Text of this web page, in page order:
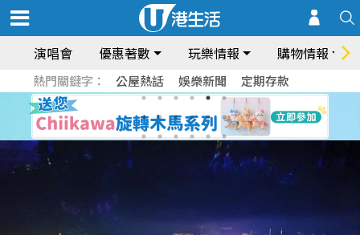
演唱會 優惠著數 玩樂情報 購物情報
熱門關鍵字： 公屋熱話 娛樂新聞 定期存款